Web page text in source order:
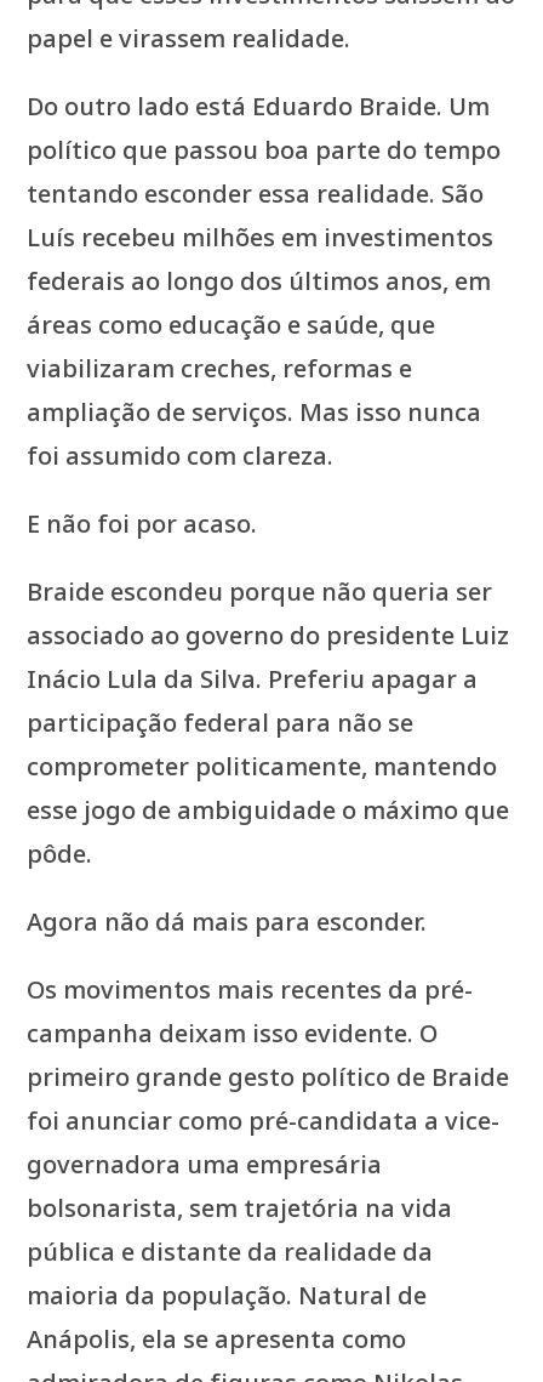
papel e virassem realidade.
Do outro lado está Eduardo Braide. Um
político que passou boa parte do tempo
tentando esconder essa realidade. São
Luís recebeu milhões em investimentos
federais ao longo dos últimos anos, em
áreas como educação e saúde, que
viabilizaram creches, reformas e
ampliação de serviços. Mas isso nunca
foi assumido com clareza.
E não foi por acaso.
Braide escondeu porque não queria ser
associado ao governo do presidente Luiz
Inácio Lula da Silva. Preferiu apagar a
participação federal para não se
comprometer politicamente, mantendo
esse jogo de ambiguidade o máximo que
pôde.
Agora não dá mais para esconder.
Os movimentos mais recentes da pré-
campanha deixam isso evidente. O
primeiro grande gesto político de Braide
foi anunciar como pré-candidata a vice-
governadora uma empresária
bolsonarista, sem trajetória na vida
pública e distante da realidade da
maioria da população. Natural de
Anápolis, ela se apresenta como